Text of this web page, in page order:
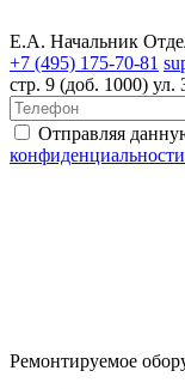
Е.А. Начальник
+7 (495) 175-70-81
стр. 9 (доб. 1000) ул.
Отправляя
конфиденциальности
Ремонтируемое